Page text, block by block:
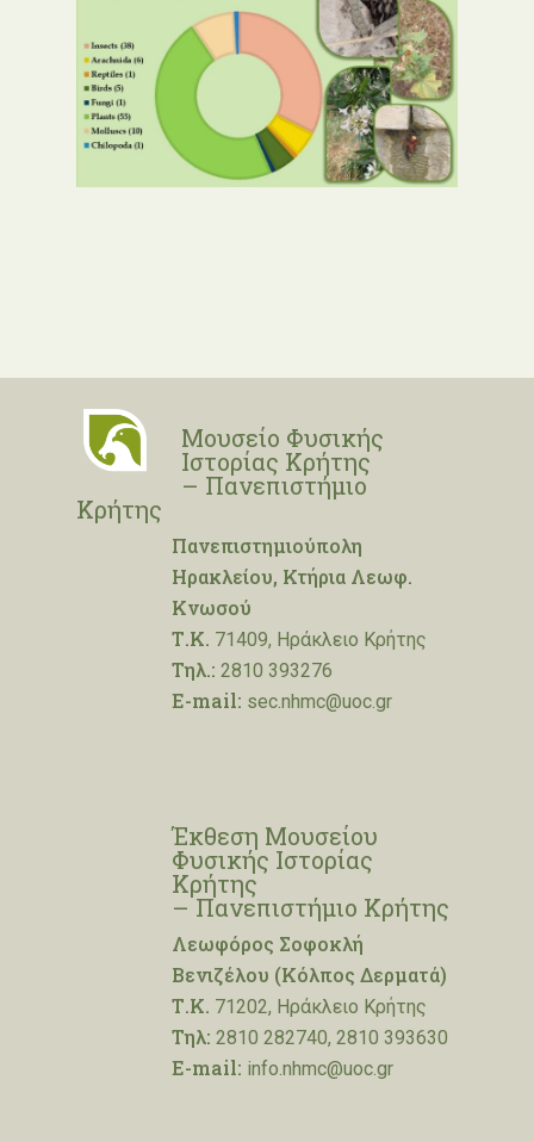
Μουσείο Φυσικής
Ιστορίας Κρήτης
– Πανεπιστήμιο
Κρήτης
Πανεπιστημιούπολη
Ηρακλείου, Κτήρια Λεωφ.
Κνωσού
Τ.Κ. 71409, Ηράκλειο Κρήτης
Τηλ.: 2810 393276
E-mail: sec.nhmc@uoc.gr
Έκθεση Μουσείου
Φυσικής Ιστορίας
Κρήτης
– Πανεπιστήμιο Κρήτης
Λεωφόρος Σοφοκλή
Βενιζέλου (Κόλπος Δερματά)
Τ.Κ. 71202, Ηράκλειο Κρήτης
Τηλ: 2810 282740, 2810 393630
E-mail: info.nhmc@uoc.gr